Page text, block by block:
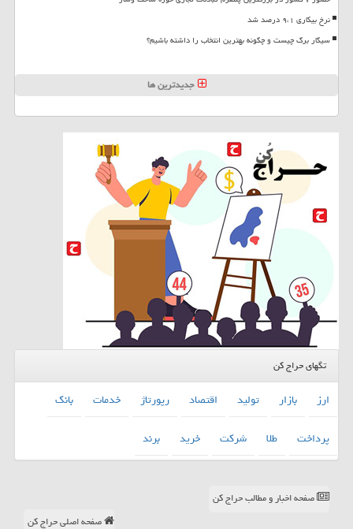
نرخ بیکاری ۹،۱ درصد شد
سیگار برگ چیست و چگونه بهترین انتخاب را داشته باشیم؟
جدیدترین ها
تگهای حراج کن
ارز بازار تولید اقتصاد رپورتاژ خدمات
بانك
پرداخت
طلا شركت خرید برند
صفحه اخبار و مطالب حراج کن
صفحه اصلی حراج کن